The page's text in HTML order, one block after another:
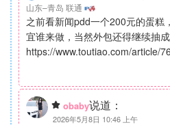
山东–青岛 联通
之前看新闻pdd一个200元的蛋糕
宜谁来做，当然外包还得继续抽成
https://www.toutiao.com/article/
obaby说道：
2026年5月8日 10:46 上午